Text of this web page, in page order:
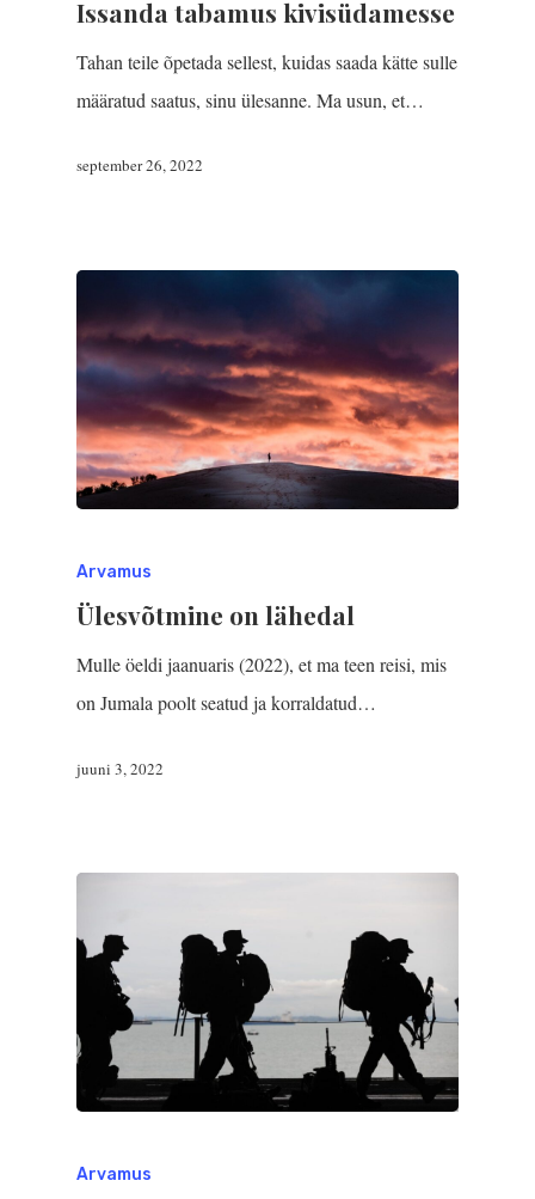
Issanda tabamus kivisüdamesse
Tahan teile õpetada sellest, kuidas saada kätte sulle
määratud saatus, sinu ülesanne. Ma usun, et…
september 26, 2022
Arvamus
Ülesvõtmine on lähedal
Mulle öeldi jaanuaris (2022), et ma teen reisi, mis
on Jumala poolt seatud ja korraldatud…
juuni 3, 2022
Arvamus